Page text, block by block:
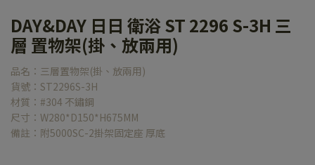
DAY&DAY 日日 衛浴 ST 2296 S-3H 三
層 置物架(掛、放兩用)
品名：三層置物架(掛、放兩用)
貨號：ST2296S-3H
材質：#304 不鏽鋼
尺寸：W280*D150*H675MM
備註：附5000SC-2掛架固定座 厚底